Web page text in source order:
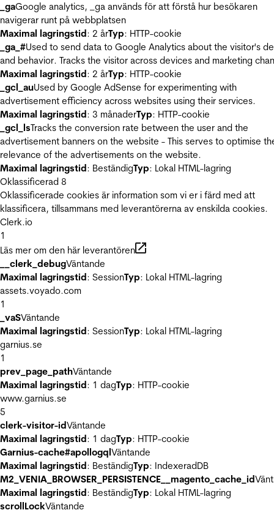
_gaGoogle analytics, _ga används för att förstå hur besökaren
navigerar runt på webbplatsen
Maximal lagringstid: 2 årTyp: HTTP-cookie
_ga_#Used to send data to Google Analytics about the visitor's
and behavior. Tracks the visitor across devices and marketing
Maximal lagringstid: 2 årTyp: HTTP-cookie
_gcl_auUsed by Google AdSense for experimenting with
advertisement efficiency across websites using their services.
Maximal lagringstid: 3 månaderTyp: HTTP-cookie
_gcl_lsTracks the conversion rate between the user and the
advertisement banners on the website - This serves to optimise
relevance of the advertisements on the website.
Maximal lagringstid: BeständigTyp: Lokal HTML-lagring
Oklassificerad 8
Oklassificerade cookies är information som vi er i färd med att
klassificera, tillsammans med leverantörerna av enskilda cookies.
Clerk.io
1
Läs mer om den här leverantören
__clerk_debugVäntande
Maximal lagringstid: SessionTyp: Lokal HTML-lagring
assets.voyado.com
1
_vaSVäntande
Maximal lagringstid: SessionTyp: Lokal HTML-lagring
garnius.se
1
prev_page_pathVäntande
Maximal lagringstid: 1 dagTyp: HTTP-cookie
www.garnius.se
5
clerk-visitor-idVäntande
Maximal lagringstid: 1 dagTyp: HTTP-cookie
Garnius-cache#apollogqlVäntande
Maximal lagringstid: BeständigTyp: IndexeradDB
M2_VENIA_BROWSER_PERSISTENCE__magento_cache_id
Maximal lagringstid: BeständigTyp: Lokal HTML-lagring
scrollLockVäntande